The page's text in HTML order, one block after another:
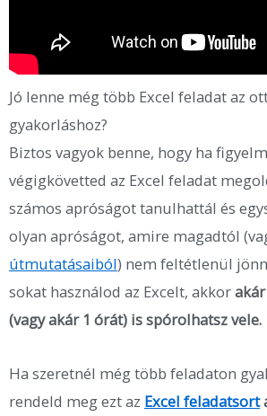
Jó lenne még több Excel feladat az
gyakorláshoz?
Biztos vagyok benne, hogy ha
végigkövetted az Excel feladat
számos apróságot tanulhattál és
olyan apróságot, amire magadtól
útmutatásaiból) nem feltétlenül
sokat használod az Excelt, akkor
(vagy akár 1 órát) is spórolhatsz vele.
Ha szeretnél még több feladaton
rendeld meg ezt az Excel feladatsort